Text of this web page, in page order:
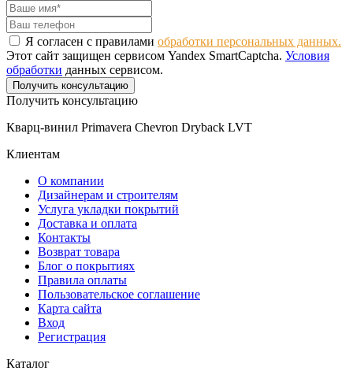
Я согласен с правилами обработки персональных данных.
Этот сайт защищен сервисом Yandex SmartCaptcha. Условия
обработки данных сервисом.
Получить консультацию
Получить консультацию
Кварц-винил Primavera Chevron Dryback LVT
Клиентам
О компании
Дизайнерам и строителям
Услуга укладки покрытий
Доставка и оплата
Контакты
Возврат товара
Блог о покрытиях
Правила оплаты
Пользовательское соглашение
Карта сайта
Вход
Регистрация
Каталог